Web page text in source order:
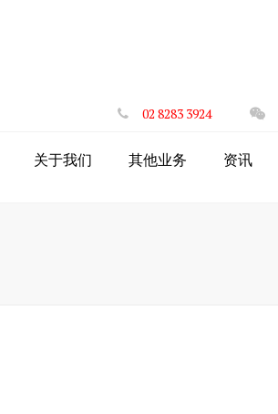
02 8283 3924
关于我们 其他业务 资讯